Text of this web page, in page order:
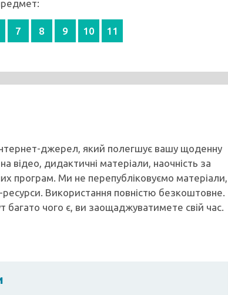
7 8 9 10 11
джерел, який полегшує вашу щоденну
відео, дидактичні матеріали, наочність за
програм. Ми не перепубліковуємо матеріали,
Використання повністю безкоштовне.
багато чого є, ви заощаджуватимете свій час.